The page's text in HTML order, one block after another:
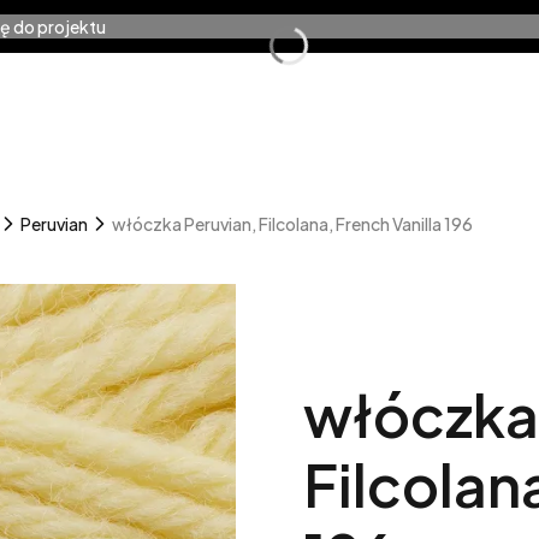
do projektu
dziewiarskie
w koszyku: 0. Zobacz szczegóły
Peruvian włóczka Peruvian, Filcolana, French Vanilla 196